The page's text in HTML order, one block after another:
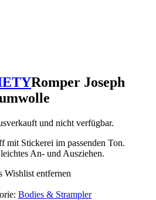
Romper Joseph
und nicht verfügbar.
mit Stickerei im passenden Ton.
An- und Ausziehen.
Wishlist entfernen
Bodies & Strampler